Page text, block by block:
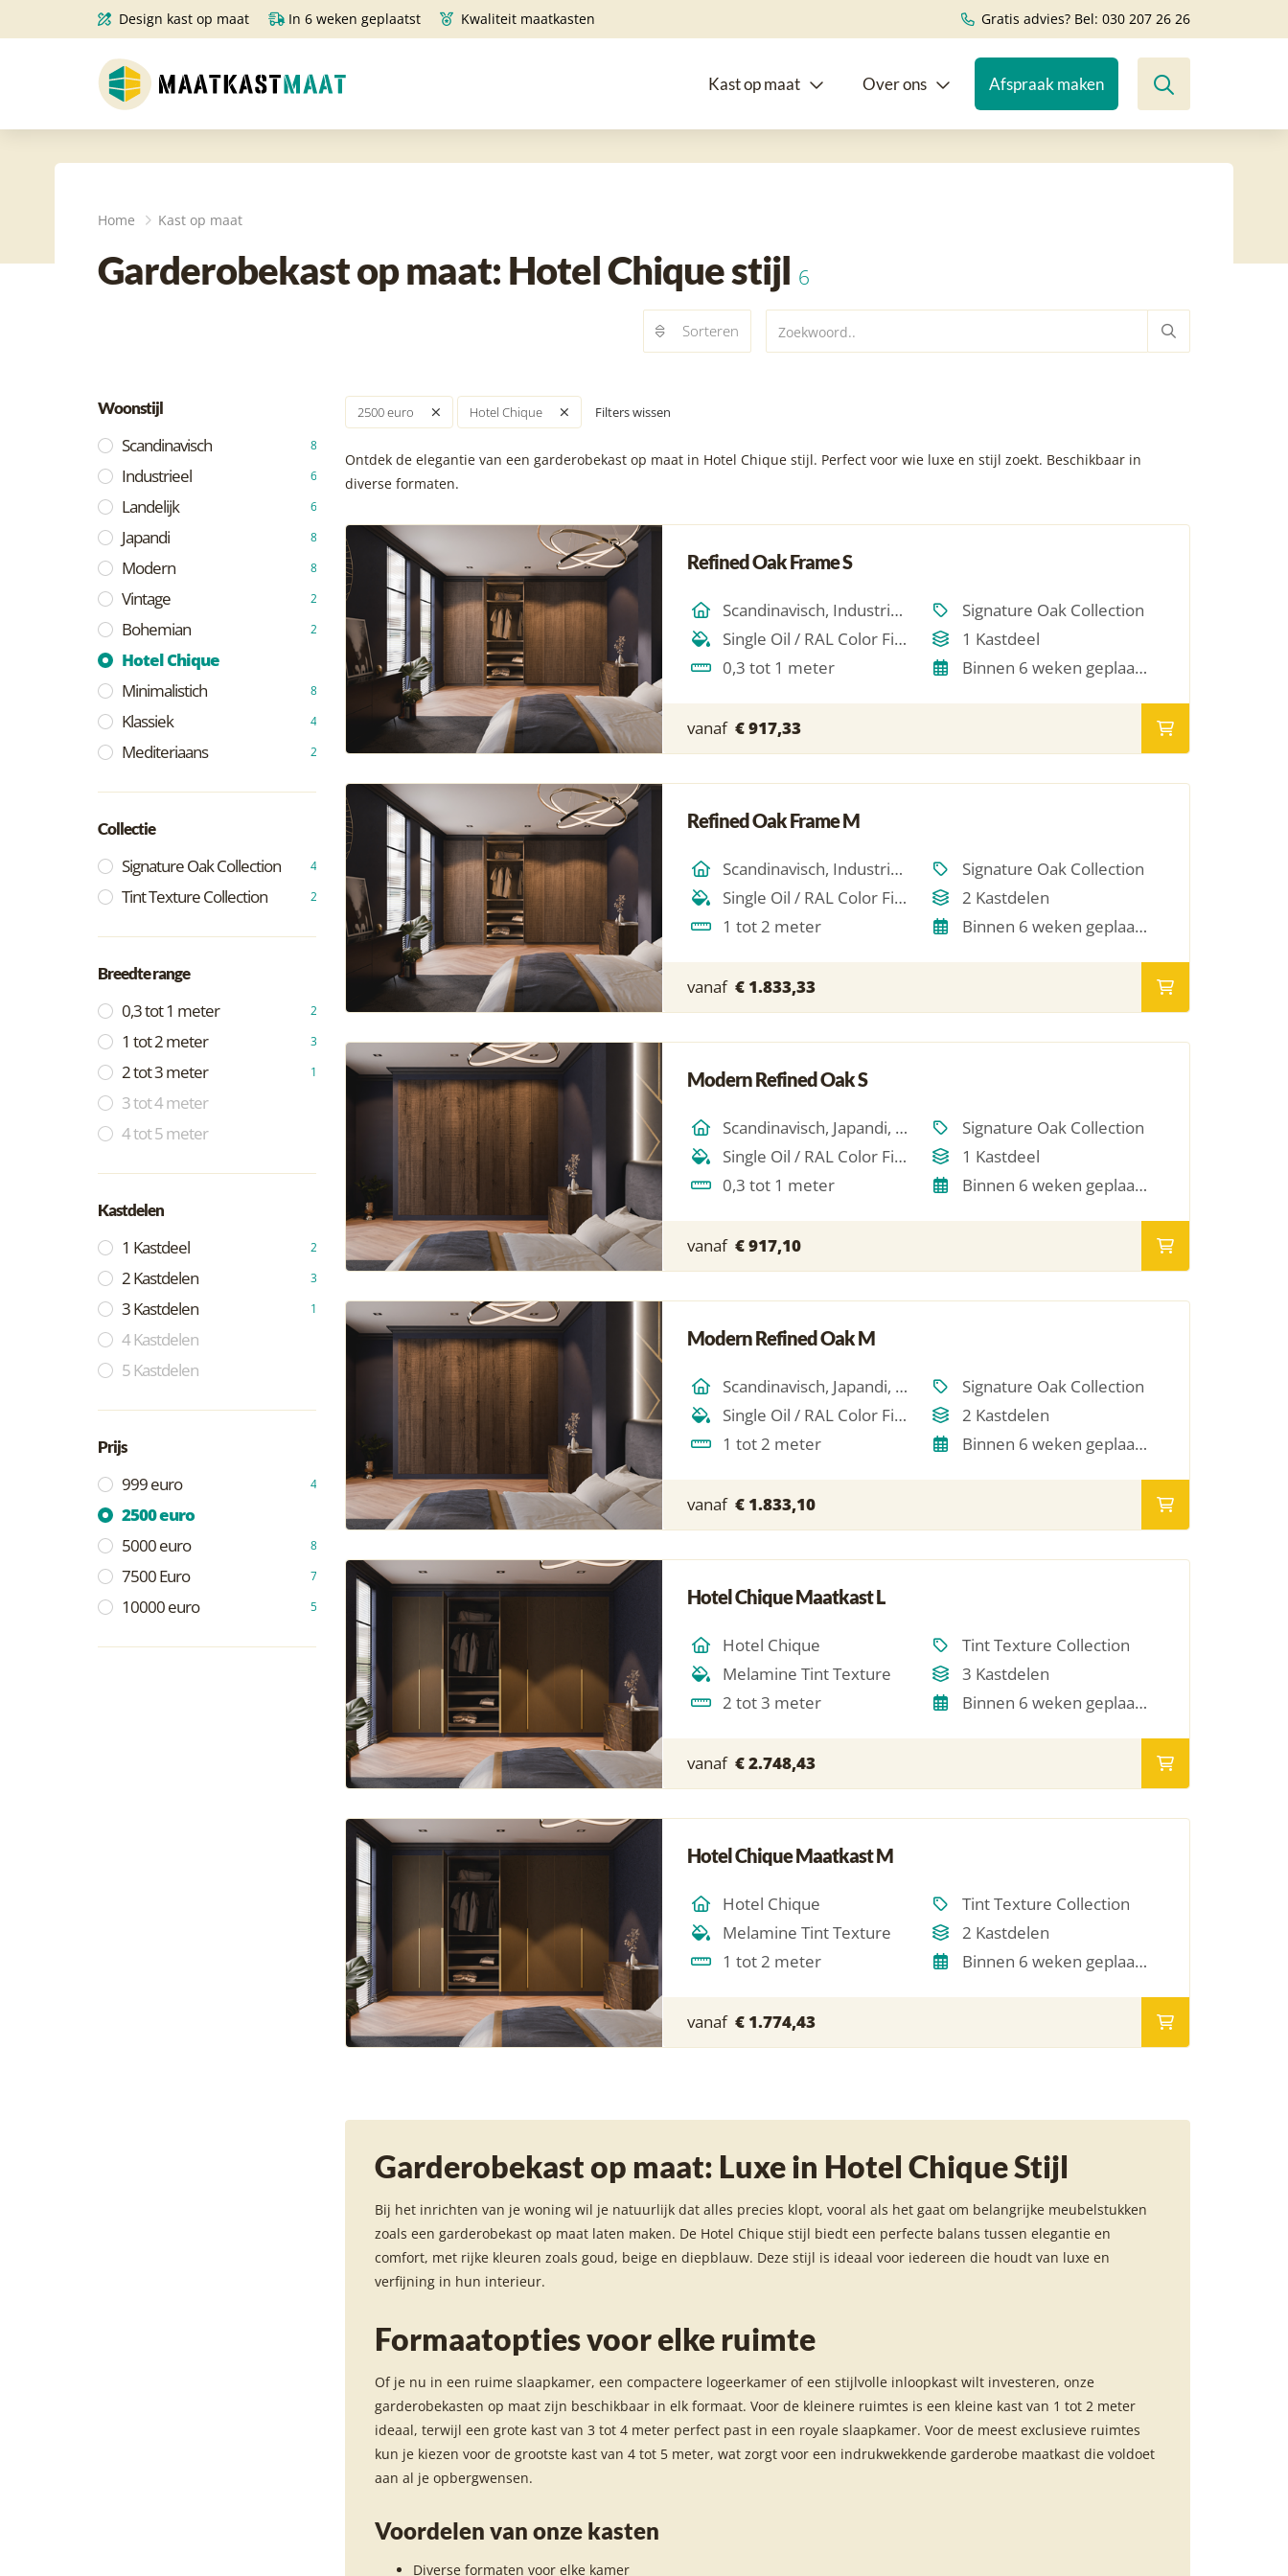
Home Kast op maat
Garderobekast op maat: Hotel Chique stijl 6
Sorteren
Woonstijl
Scandinavisch 8
Industrieel 6
Landelijk 6
Japandi 8
Modern 8
Vintage 2
Bohemian 2
Hotel Chique
Minimalistich
8
Klassiek 4
Mediteriaans 2
Collectie
Signature Oak Collection 4
Tint Texture Collection 2
Breedte range
0,3 tot 1 meter 2
1 tot 2 meter 3
2 tot 3 meter 1
3 tot 4 meter
4 tot 5 meter
Kastdelen
1 Kastdeel 2
2 Kastdelen 3
3 Kastdelen 1
4 Kastdelen
5 Kastdelen
Prijs
999 euro 4
2500 euro
5000 euro
8
7500 Euro 7
10000 euro 5
2500 euro Hotel Chique Filters wissen
Ontdek de elegantie van een garderobekast op maat in Hotel Chique stijl. Perfect voor wie luxe en stijl zoekt. Beschikbaar in
diverse formaten.
Refined Oak Frame S
Scandinavisch, Industrieel, Japandi, Modern, Hotel Chique, Minimalistich
Signature Oak Collection
Single Oil / RAL Color Finish
1 Kastdeel
0,3 tot 1 meter
Binnen 6 weken geplaatst
vanaf € 917,33
Refined Oak Frame M
Scandinavisch, Industrieel, Japandi, Modern, Hotel Chique, Minimalistich
Signature Oak Collection
Single Oil / RAL Color Finish
2 Kastdelen
1 tot 2 meter
Binnen 6 weken geplaatst
vanaf € 1.833,33
Modern Refined Oak S
Scandinavisch, Japandi, Modern, Hotel Chique, Minimalistich
Signature Oak Collection
Single Oil / RAL Color Finish
1 Kastdeel
0,3 tot 1 meter
Binnen 6 weken geplaatst
vanaf € 917,10
Modern Refined Oak M
Scandinavisch, Japandi, Modern, Hotel Chique, Minimalistich
Signature Oak Collection
Single Oil / RAL Color Finish
2 Kastdelen
1 tot 2 meter
Binnen 6 weken geplaatst
vanaf € 1.833,10
Hotel Chique Maatkast L
Hotel Chique
Tint Texture Collection
Melamine Tint Texture
3 Kastdelen
2 tot 3 meter
Binnen 6 weken geplaatst
vanaf € 2.748,43
Hotel Chique Maatkast M
Hotel Chique
Tint Texture Collection
Melamine Tint Texture
2 Kastdelen
1 tot 2 meter
Binnen 6 weken geplaatst
vanaf € 1.774,43
Garderobekast op maat: Luxe in Hotel Chique Stijl
Bij het inrichten van je woning wil je natuurlijk dat alles precies klopt, vooral als het gaat om belangrijke meubelstukken
zoals een garderobekast op maat laten maken. De Hotel Chique stijl biedt een perfecte balans tussen elegantie en
comfort, met rijke kleuren zoals goud, beige en diepblauw. Deze stijl is ideaal voor iedereen die houdt van luxe en
verfijning in hun interieur.
Formaatopties voor elke ruimte
Of je nu in een ruime slaapkamer, een compactere logeerkamer of een stijlvolle inloopkast wilt investeren, onze
garderobekasten op maat zijn beschikbaar in elk formaat. Voor de kleinere ruimtes is een kleine kast van 1 tot 2 meter
ideaal, terwijl een grote kast van 3 tot 4 meter perfect past in een royale slaapkamer. Voor de meest exclusieve ruimtes
kun je kiezen voor de grootste kast van 4 tot 5 meter, wat zorgt voor een indrukwekkende garderobe maatkast die voldoet
aan al je opbergwensen.
Voordelen van onze kasten
Diverse formaten voor elke kamer
Design kast op maat In 6 weken geplaatst Kwaliteit maatkasten Gratis advies? Bel: 030 207 26 26
Kast op maat Over ons Afspraak maken